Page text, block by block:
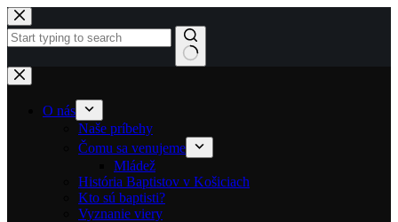
Skip to content
No results
O nás
Naše príbehy
Čomu sa venujeme
Mládež
História Baptistov v Košiciach
Kto sú baptisti?
Vyznanie viery